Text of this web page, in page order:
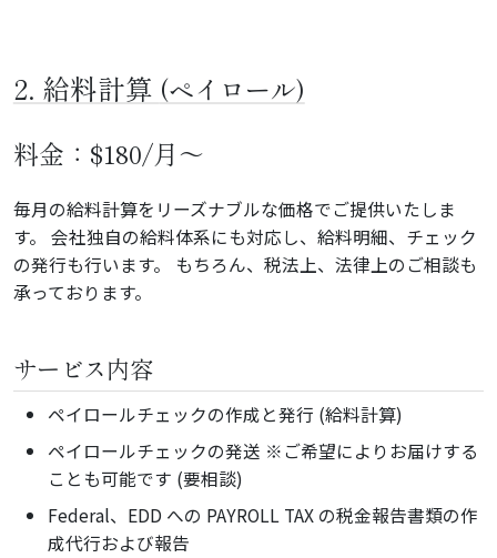
2. 給料計算 (ペイロール)
料金：$180/月～
毎月の給料計算をリーズナブルな価格でご提供いたしま
す。 会社独自の給料体系にも対応し、給料明細、チェック
の発行も行います。 もちろん、税法上、法律上のご相談も
承っております。
サービス内容
ペイロールチェックの作成と発行 (給料計算)
ペイロールチェックの発送 ※ご希望によりお届けする
ことも可能です (要相談)
Federal、EDD への PAYROLL TAX の税金報告書類の作
成代行および報告